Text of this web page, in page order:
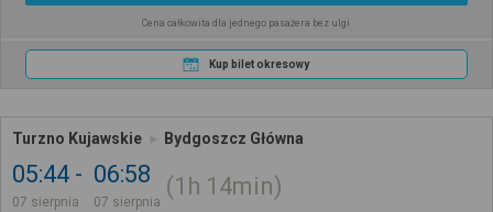
Cena całkowita dla jednego pasażera bez ulgi
Kup bilet okresowy
Turzno Kujawskie Bydgoszcz Główna
05:44
07 sierpnia
06:58
07 sierpnia
1h 14min